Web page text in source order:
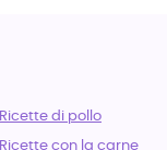
Ricette di pollo
Ricette con la carne